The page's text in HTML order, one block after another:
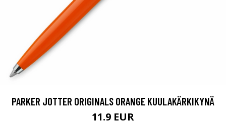
PARKER JOTTER ORIGINALS ORANGE KUULAKÄRKIKYNÄ
11.9 EUR